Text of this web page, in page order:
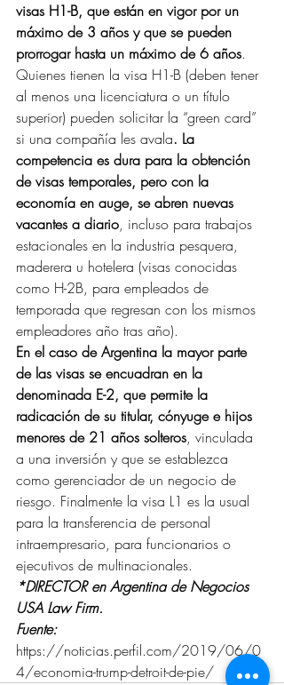
visas H1-B, que están en vigor por un
máximo de 3 años y que se pueden
prorrogar hasta un máximo de 6 años.
Quienes tienen la visa H1-B (deben tener
al menos una licenciatura o un título
superior) pueden solicitar la “green card”
si una compañía les avala. La
competencia es dura para la obtención
de visas temporales, pero con la
economía en auge, se abren nuevas
vacantes a diario, incluso para trabajos
estacionales en la industria pesquera,
maderera u hotelera (visas conocidas
como H-2B, para empleados de
temporada que regresan con los mismos
empleadores año tras año).
En el caso de Argentina la mayor parte
de las visas se encuadran en la
denominada E-2, que permite la
radicación de su titular, cónyuge e hijos
menores de 21 años solteros, vinculada
a una inversión y que se establezca
como gerenciador de un negocio de
riesgo. Finalmente la visa L1 es la usual
para la transferencia de personal
intraempresario, para funcionarios o
ejecutivos de multinacionales.
*DIRECTOR en Argentina de Negocios
USA Law Firm.
Fuente:
https://noticias.perfil.com/2019/06/0
4/economia-trump-detroit-de-pie/